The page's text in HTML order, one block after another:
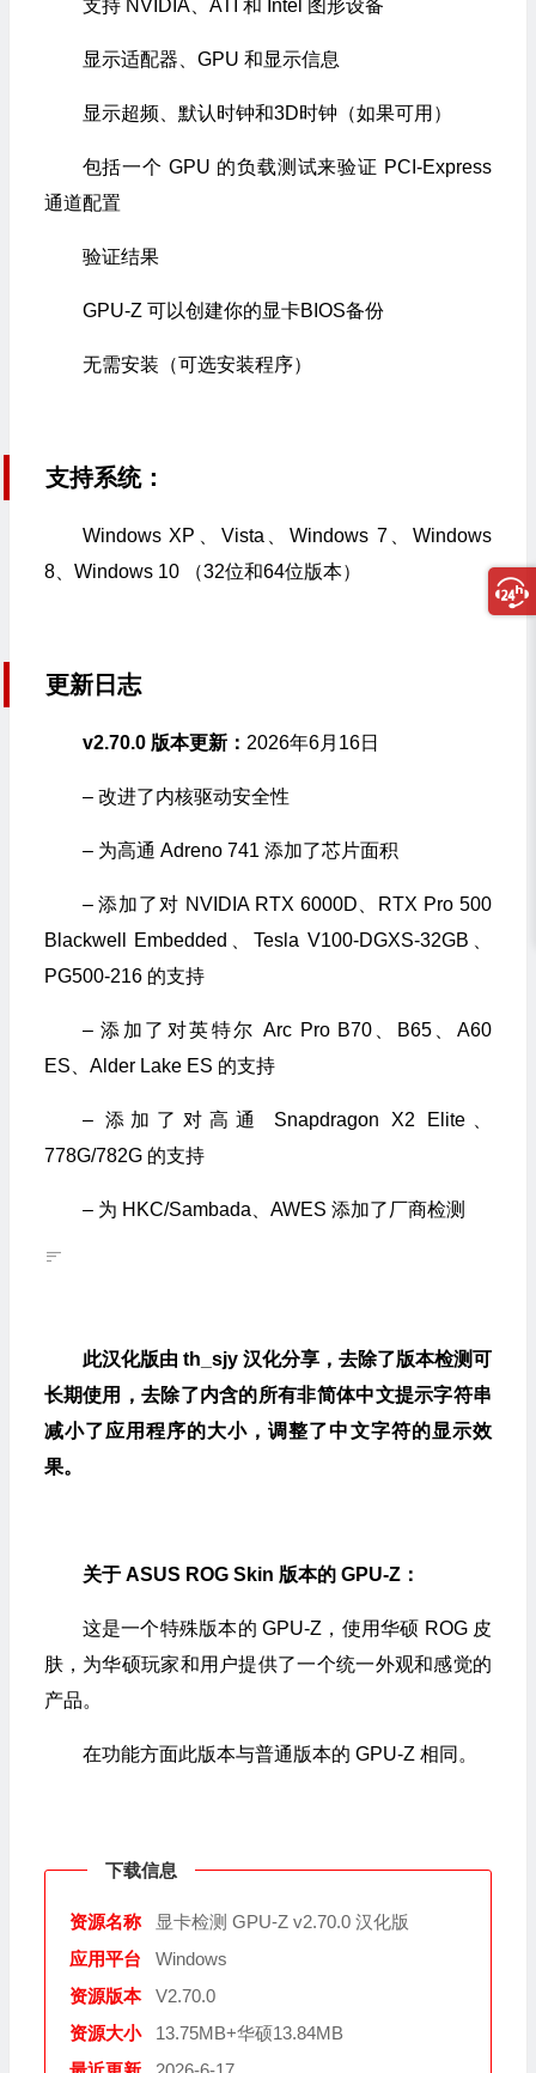
支持 NVIDIA、ATI 和 Intel 图形设备
显示适配器、GPU 和显示信息
显示超频、默认时钟和3D时钟（如果可用）
包括一个 GPU 的负载测试来验证 PCI-Express
通道配置
验证结果
GPU-Z 可以创建你的显卡BIOS备份
无需安装（可选安装程序）
支持系统：
Windows XP、Vista、Windows 7、Windows
8、Windows 10 （32位和64位版本）
更新日志
v2.70.0 版本更新： 2026年6月16日
– 改进了内核驱动安全性
– 为高通 Adreno 741 添加了芯片面积
– 添加了对 NVIDIA RTX 6000D、RTX Pro 500
Blackwell Embedded、Tesla V100-DGXS-32GB、
PG500-216 的支持
– 添加了对英特尔 Arc Pro B70、B65、A60
ES、Alder Lake ES 的支持
– 添加了对高通 Snapdragon X2 Elite、
778G/782G 的支持
– 为 HKC/Sambada、AWES 添加了厂商检测
此汉化版由 th_sjy 汉化分享，去除了版本检测可
长期使用，去除了内含的所有非简体中文提示字符串
减小了应用程序的大小，调整了中文字符的显示效
果。
关于 ASUS ROG Skin 版本的 GPU-Z：
这是一个特殊版本的 GPU-Z，使用华硕 ROG 皮
肤，为华硕玩家和用户提供了一个统一外观和感觉的
产品。
在功能方面此版本与普通版本的 GPU-Z 相同。
下载信息
资源名称
显卡检测 GPU-Z v2.70.0 汉化版
应用平台
Windows
资源版本
V2.70.0
资源大小
13.75MB+华硕13.84MB